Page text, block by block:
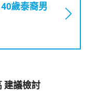
林超英：工作暑熱警告門檻太高 建議檢討